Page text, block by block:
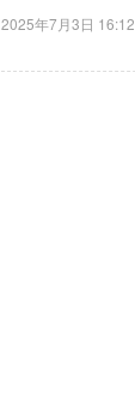
2025年7月3日 16:12